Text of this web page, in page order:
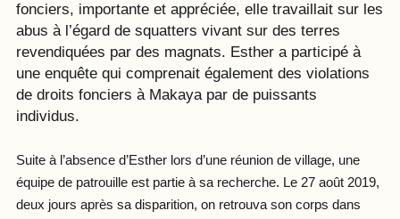
fonciers, importante et appréciée, elle travaillait sur les
abus à l’égard de squatters vivant sur des terres
revendiquées par des magnats. Esther a participé à
une enquête qui comprenait également des violations
de droits fonciers à Makaya par de puissants
individus.
Suite à l’absence d’Esther lors d’une réunion de village, une
équipe de patrouille est partie à sa recherche. Le 27 août 2019,
deux jours après sa disparition, on retrouva son corps dans